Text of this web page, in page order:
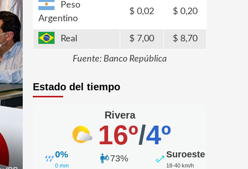
Peso
Argentino
0,02 0,20
Real 7,00 8,70
Fuente: Banco República
Estado del tiempo
Rivera
16º/4º
0%
0 mm
73% Suroeste
18-40 km/h